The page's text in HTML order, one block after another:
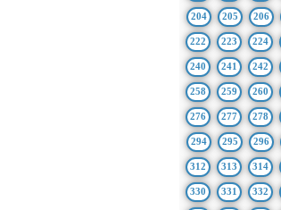
204 205 206
222 223 224
240 241 242
258 259 260
276 277 278
294 295 296
312 313 314
330 331 332